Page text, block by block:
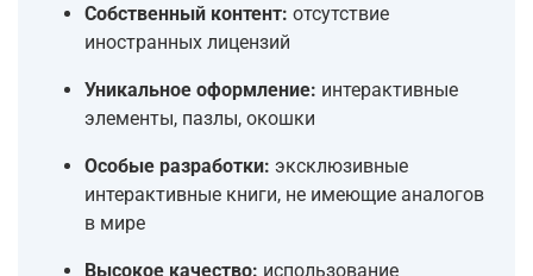
Собственный контент: отсутствие
иностранных лицензий
Уникальное оформление: интерактивные
элементы, пазлы, окошки
Особые разработки: эксклюзивные
интерактивные книги, не имеющие аналогов
в мире
Высокое качество: использование